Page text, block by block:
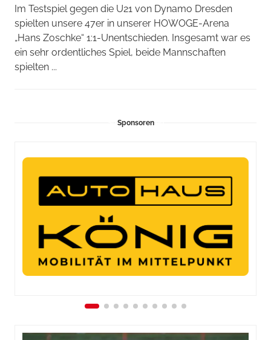
Im Testspiel gegen die U21 von Dynamo Dresden
spielten unsere 47er in unserer HOWOGE-Arena
„Hans Zoschke“ 1:1-Unentschieden. Insgesamt war es
ein sehr ordentliches Spiel, beide Mannschaften
spielten ...
Sponsoren